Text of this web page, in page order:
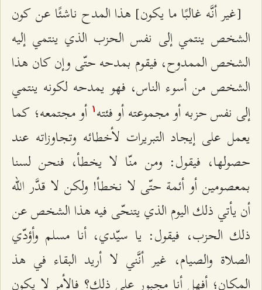
[غير أنَّه غالبًا ما يكون] هذا المدح ناشئًا عن كون
الشخص ينتمي إلى نفس الحزب الذي ينتمي إليه
الشخص الممدوح، فيقوم بمدحه حتّى وإن كان هذا
الشخص من أسوء الناس، فهو يمدحه لكونه ينتمي
إلى نفس حزبه أو مجموعته أو فئته ۱ أو مجتمعه؛ كما
يعمل على إيجاد التبريرات لأخطائه وتجاوزاته عند
حصولها، فيقول: ومن منّا لا يخطأ، فنحن لسنا
بمعصومين أو أئمة حتّى لا نخطأ! ولكن لا قدَّر الله
أن يأتي ذلك اليوم الذي يتنحّى فيه هذا الشخص عن
ذلك الحزب، فيقول: يا سيّدي، أنا مسلم وأؤدّي
الصلاة والصيام، غير أنَّني لا أريد البقاء في هذ
المكان؛ أفهل أنا مجبور على ذلك؟ فالأمر لا يكون